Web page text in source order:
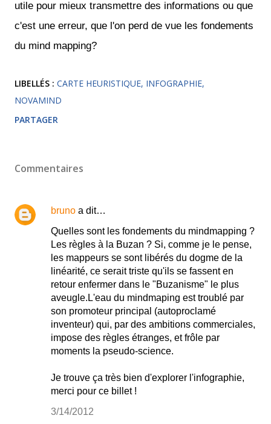
utile pour mieux transmettre des informations ou que
c'est une erreur, que l'on perd de vue les fondements
du mind mapping?
LIBELLÉS : CARTE HEURISTIQUE INFOGRAPHIE
NOVAMIND
PARTAGER
Commentaires
bruno a dit…
Quelles sont les fondements du mindmapping ?
Les règles à la Buzan ? Si, comme je le pense,
les mappeurs se sont libérés du dogme de la
linéarité, ce serait triste qu'ils se fassent en
retour enfermer dans le "Buzanisme" le plus
aveugle.L'eau du mindmaping est troublé par
son promoteur principal (autoproclamé
inventeur) qui, par des ambitions commerciales,
impose des règles étranges, et frôle par
moments la pseudo-science.
Je trouve ça très bien d'explorer l'infographie,
merci pour ce billet !
3/14/2012